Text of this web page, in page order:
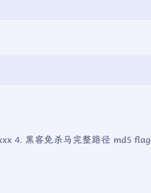
4. 黑客免杀马完整路径 md5 flag